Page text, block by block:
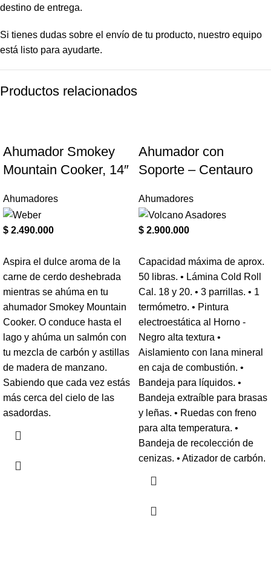
destino de entrega.
Si tienes dudas sobre el envío de tu producto, nuestro equipo
está listo para ayudarte.
Productos relacionados
Ahumador Smokey
Mountain Cooker, 14″
Ahumadores
$ 2.490.000
Aspira el dulce aroma de la
carne de cerdo deshebrada
mientras se ahúma en tu
ahumador Smokey Mountain
Cooker. O conduce hasta el
lago y ahúma un salmón con
tu mezcla de carbón y astillas
de madera de manzano.
Sabiendo que cada vez estás
más cerca del cielo de las
asadordas.
Ahumador con
Soporte – Centauro
Ahumadores
$ 2.900.000
Capacidad máxima de aprox.
50 libras. • Lámina Cold Roll
Cal. 18 y 20. • 3 parrillas. • 1
termómetro. • Pintura
electroestática al Horno -
Negro alta textura •
Aislamiento con lana mineral
en caja de combustión. •
Bandeja para líquidos. •
Bandeja extraíble para brasas
y leñas. • Ruedas con freno
para alta temperatura. •
Bandeja de recolección de
cenizas. • Atizador de carbón.